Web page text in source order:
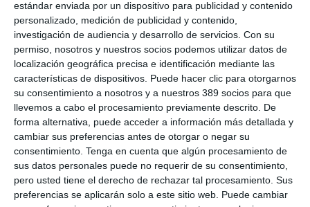
estándar enviada por un dispositivo para publicidad y contenido
personalizado, medición de publicidad y contenido,
investigación de audiencia y desarrollo de servicios. Con su
permiso, nosotros y nuestros socios podemos utilizar datos de
localización geográfica precisa e identificación mediante las
características de dispositivos. Puede hacer clic para otorgarnos
su consentimiento a nosotros y a nuestros 389 socios para que
llevemos a cabo el procesamiento previamente descrito. De
forma alternativa, puede acceder a información más detallada y
cambiar sus preferencias antes de otorgar o negar su
consentimiento. Tenga en cuenta que algún procesamiento de
sus datos personales puede no requerir de su consentimiento,
pero usted tiene el derecho de rechazar tal procesamiento. Sus
preferencias se aplicarán solo a este sitio web. Puede cambiar
Si quiere recibir diariamente y GRATIS noticias como esta,
pinche aquí.
LO ÚLTIMO
La verdad sobre la IA en el seguro: qué funciona ya y qué sigue
siendo una promesa
Munich Re alcanza un beneficio de casi 4.000 millones y
mantiene sus previsiones para 2026
Allianz gana un 15,5% más en el semestre y confirma sus
objetivos para 2026